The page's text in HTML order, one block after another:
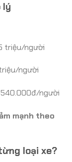
lý
triệu/người
người
người
mạnh theo
loại xe?